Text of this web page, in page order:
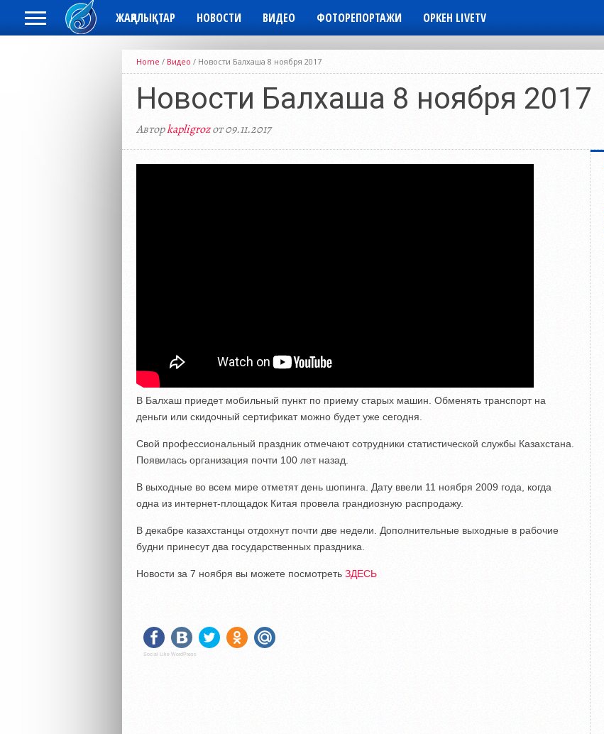
ЖАҢАЛЫҚТАР НОВОСТИ ВИДЕО ФОТОРЕПОРТАЖИ ОРКЕН LIVETV
Home / Видео / Новости Балхаша 8 ноября 2017
Новости Балхаша 8 ноября 2017
Авторkapligrozот 09.11.2017
В Балхаш приедет мобильный пункт по приему старых машин. Обменять транспорт на
деньги или скидочный сертификат можно будет уже сегодня.
Свой профессиональный праздник отмечают сотрудники статистической службы Казахстана.
Появилась организация почти 100 лет назад.
В выходные во всем мире отметят день шопинга. Дату ввели 11 ноября 2009 года, когда
одна из интернет-площадок Китая провела грандиозную распродажу.
В декабре казахстанцы отдохнут почти две недели. Дополнительные выходные в рабочие
будни принесут два государственных праздника.
Новости за 7 ноября вы можете посмотреть ЗДЕСЬ
Social Like WordPress